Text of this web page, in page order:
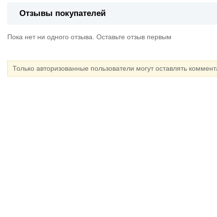
Отзывы покупателей
Пока нет ни одного отзыва. Оставьте отзыв первым
Только авторизованные пользователи могут оставлять